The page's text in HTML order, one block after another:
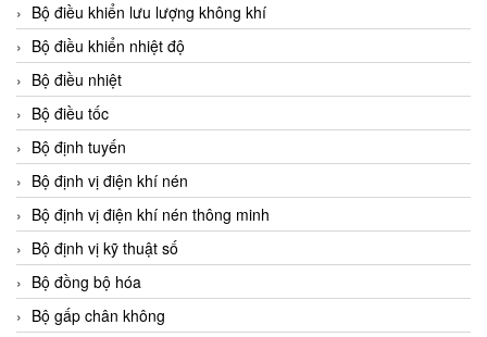
Bộ điều khiển lưu lượng không khí
Bộ điều khiển nhiệt độ
Bộ điều nhiệt
Bộ điều tốc
Bộ định tuyến
Bộ định vị điện khí nén
Bộ định vị điện khí nén thông minh
Bộ định vị kỹ thuật số
Bộ đồng bộ hóa
Bộ gấp chân không